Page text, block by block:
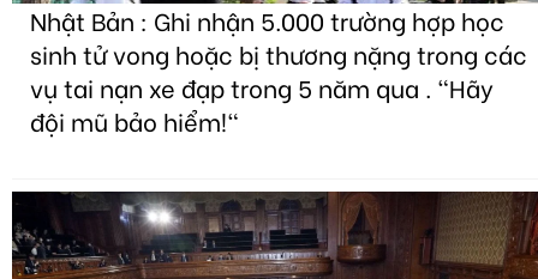
Nhật Bản : Ghi nhận 5.000 trường hợp học
sinh tử vong hoặc bị thương nặng trong các
vụ tai nạn xe đạp trong 5 năm qua . "Hãy
đội mũ bảo hiểm!"